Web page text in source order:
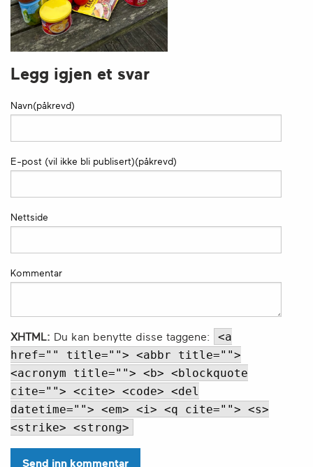
Legg igjen et svar
Navn(påkrevd)
E-post (vil ikke bli publisert)(påkrevd)
Nettside
Kommentar
XHTML: Du kan benytte disse taggene:
<a
href="" title=""> <abbr title="">
<acronym title=""> <b> <blockquote
cite=""> <cite> <code> <del
datetime=""> <em> <i> <q cite=""> <s>
<strike> <strong>